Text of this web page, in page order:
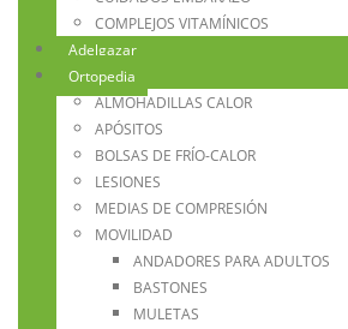
COMPLEJOS VITAMÍNICOS
Adelgazar
Ortopedia
ALMOHADILLAS CALOR
APÓSITOS
BOLSAS DE FRÍO-CALOR
LESIONES
MEDIAS DE COMPRESIÓN
MOVILIDAD
ANDADORES PARA ADULTOS
BASTONES
MULETAS